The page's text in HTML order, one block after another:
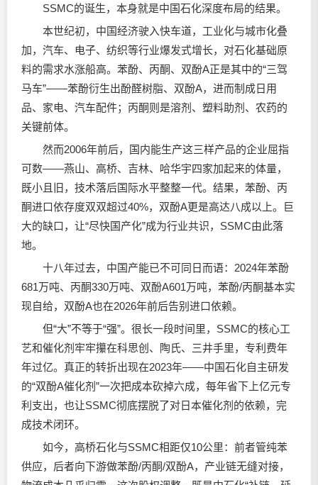
SSMC的诞生，本身就是中国石化深度布局的结果。
本世纪初，中国经济驶入快车道，工业化与城市化叠
加，汽车、电子、纺织等行业爆发式增长，对石化基础原
料的需求水涨船高。苯酚、丙酮、双酚A正是其中的“三驾
马车”——苯酚衍生出酚醛树脂、双酚A，进而制成日用
品、家电、汽车配件；丙酮则是溶剂、塑料助剂、农药的
关键前体。
然而2006年前后，国内能生产这三样产品的企业屈指
可数——燕山、高桥、吉林、哈华宇四家加起来的体量，
既小且旧，技术落后国际水平整整一代。结果，苯酚、丙
酮进口依存度双双超过40%，双酚A更是高达八成以上。巨
大的缺口，让“尽快国产化”成为行业共识，SSMC由此落
地。
十八年过去，中国产能已不可同日而语：2024年苯酚
681万吨、丙酮330万吨、双酚A601万吨，苯酚/丙酮基本实
现自给，双酚A也在2026年前后告别进口依赖。
但“大”不等于“强”。很长一段时间里，SSMC的核心工
艺和催化剂牢牢攥在科思创、陶氏、三井手里，专利费年
年过亿。真正的转折出现在2023年——中国石化自主研发
的“双酚A催化剂”一次把成本砍掉六成，每年省下上亿元专
利支出，也让SSMC彻底摆脱了对日本催化剂的依赖，完
成技术闭环。
如今，高桥石化与SSMC相距仅10公里：前者管纯苯
供应，后者向下游做苯酚/丙酮/双酚A，产业链无缝对接，